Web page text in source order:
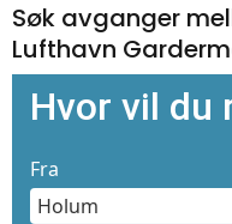
Søk avganger
Lufthavn
Hvor vil du
Fra